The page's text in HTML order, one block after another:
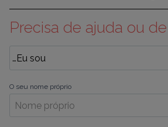
Precisa de ajuda ou
O seu nome próprio